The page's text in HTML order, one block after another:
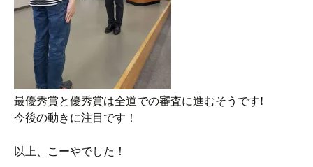
最優秀賞と優秀賞は全道での審査に進むそうです!
今後の動きに注目です！
以上、こーやでした！